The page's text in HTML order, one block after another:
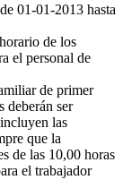
01-01-2013 hasta
de los
el personal de
de primer
deberán ser
las
que la
de las 10,00 horas
el trabajador